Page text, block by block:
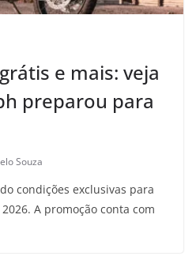
e mais: veja
preparou para
Souza
condições exclusivas para
A promoção conta com